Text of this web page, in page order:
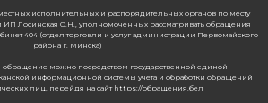
исполнительных и распорядительных органов по месту
ИП Лосинская О.Н., уполномоченных рассматривать обращения
404 (отдел торговли и услуг администрации Первомайского
района г. Минска)
обращение можно посредством государственной единой
информационной системы учета и обработки обращений
лиц, перейдя на сайт https://обращения.бел